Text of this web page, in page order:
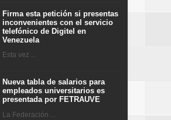
Firma esta petición si presentas
inconvenientes con el servicio
telefónico de Digitel en
Venezuela
Esta vez ...
Nueva tabla de salarios para
empleados universitarios es
presentada por FETRAUVE
La Federación ...